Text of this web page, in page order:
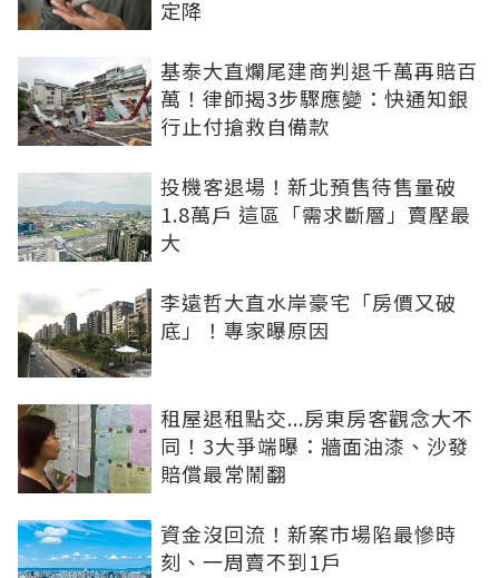
定降
基泰大直爛尾建商判退千萬再賠百
萬！律師揭3步驟應變：快通知銀
行止付搶救自備款
投機客退場！新北預售待售量破
1.8萬戶 這區「需求斷層」賣壓最
大
李遠哲大直水岸豪宅「房價又破
底」！專家曝原因
租屋退租點交...房東房客觀念大不
同！3大爭端曝：牆面油漆、沙發
賠償最常鬧翻
資金沒回流！新案市場陷最慘時
刻、一周賣不到1戶